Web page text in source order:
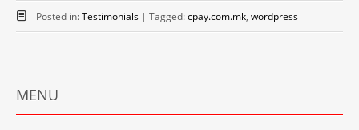
Posted in:Testimonials | Tagged:cpay.com.mk, wordpress
MENU